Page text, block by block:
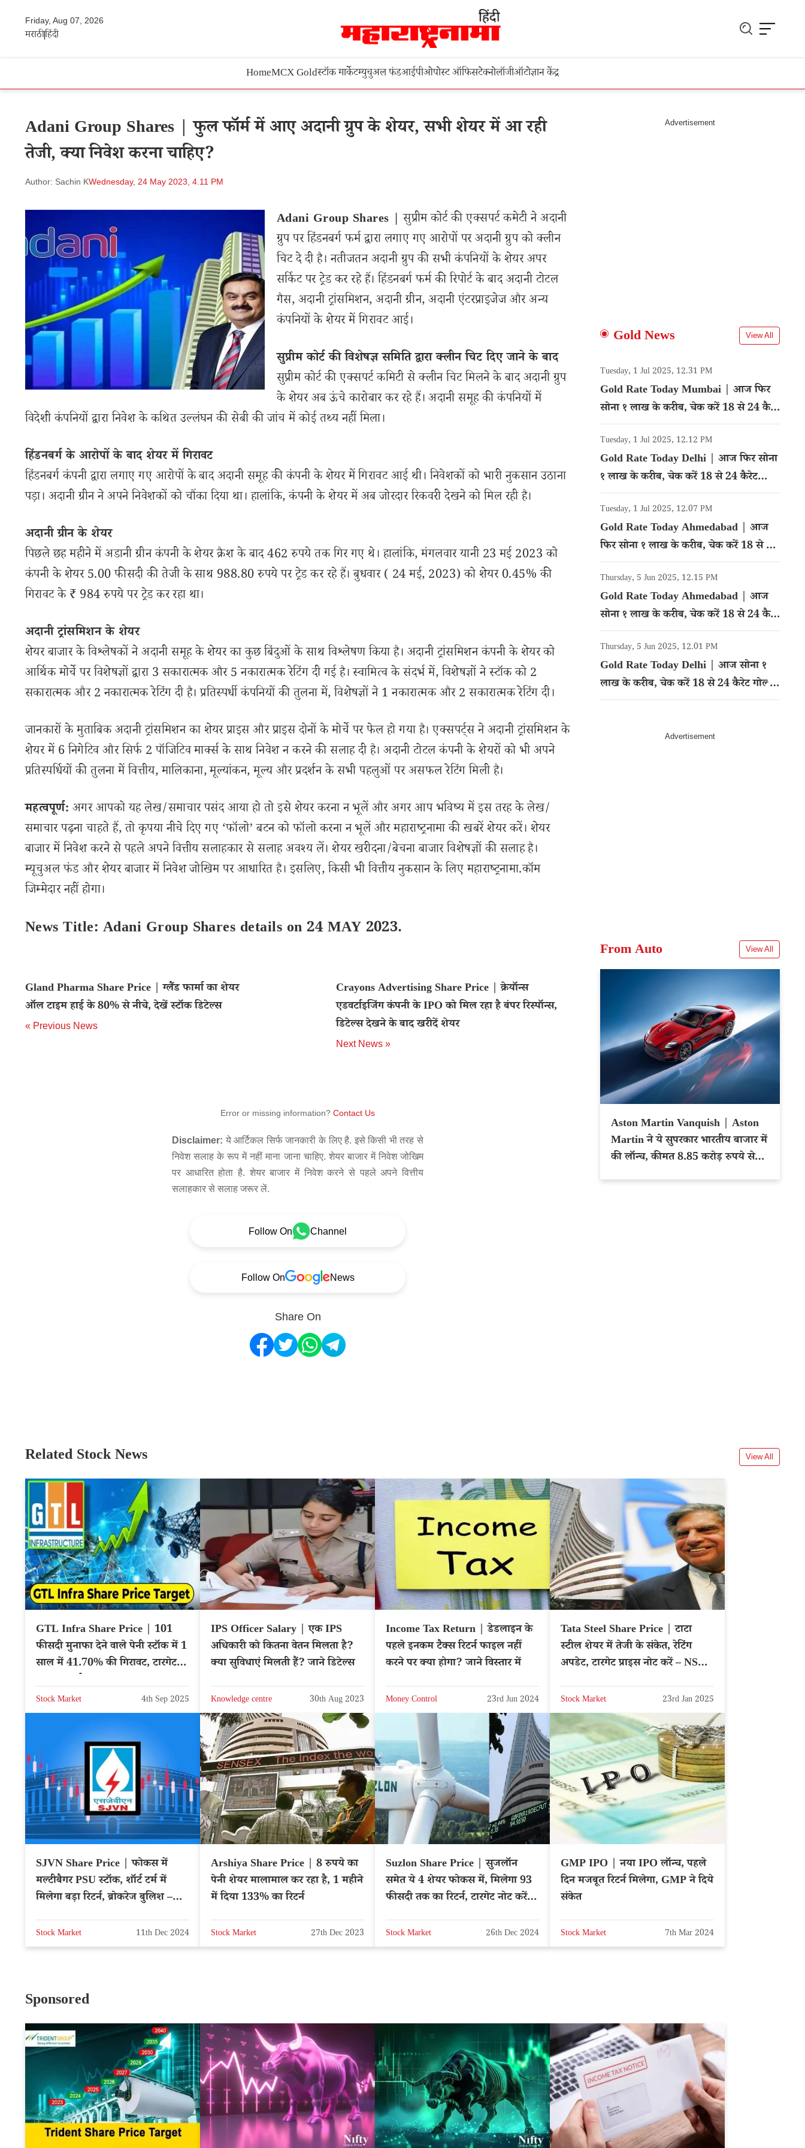
Friday, Aug 07, 2026
मराठीहिंदी
HomeMCX Goldस्टॉक मार्केटम्युचुअल फंडआईपीओपोस्ट ऑफिसटेक्नोलॉजीऑटोज्ञान केंद्र
Adani Group Shares | फुल फॉर्म में आए अदानी ग्रुप के शेयर, सभी शेयर में आ रही
तेजी, क्या निवेश करना चाहिए?
Author: Sachin KWednesday, 24 May 2023, 4.11 PM
Adani Group Shares | सुप्रीम कोर्ट की एक्सपर्ट कमेटी ने अदानी
ग्रुप पर हिंडनबर्ग फर्म द्वारा लगाए गए आरोपों पर अदानी ग्रुप को क्लीन
चिट दे दी है। नतीजतन अदानी ग्रुप की सभी कंपनियों के शेयर अपर
सर्किट पर ट्रेड कर रहे हैं। हिंडनबर्ग फर्म की रिपोर्ट के बाद अदानी टोटल
गैस, अदानी ट्रांसमिशन, अदानी ग्रीन, अदानी एंटरप्राइजेज और अन्य
कंपनियों के शेयर में गिरावट आई।
सुप्रीम कोर्ट की विशेषज्ञ समिति द्वारा क्लीन चिट दिए जाने के बाद
सुप्रीम कोर्ट की एक्सपर्ट कमिटी से क्लीन चिट मिलने के बाद अदानी ग्रुप
के शेयर अब ऊंचे कारोबार कर रहे हैं। अदानी समूह की कंपनियों में
विदेशी कंपनियों द्वारा निवेश के कथित उल्लंघन की सेबी की जांच में कोई तथ्य नहीं मिला।
हिंडनबर्ग के आरोपों के बाद शेयर में गिरावट
हिंडनबर्ग कंपनी द्वारा लगाए गए आरोपों के बाद अदानी समूह की कंपनी के शेयर में गिरावट आई थी। निवेशकों को भारी नुकसान उठाना
पड़ा। अदानी ग्रीन ने अपने निवेशकों को चौंका दिया था। हालांकि, कंपनी के शेयर में अब जोरदार रिकवरी देखने को मिल रही है।
अदानी ग्रीन के शेयर
पिछले छह महीने में अडानी ग्रीन कंपनी के शेयर क्रैश के बाद 462 रुपये तक गिर गए थे। हालांकि, मंगलवार यानी 23 मई 2023 को
कंपनी के शेयर 5.00 फीसदी की तेजी के साथ 988.80 रुपये पर ट्रेड कर रहे हैं। बुधवार ( 24 मई, 2023) को शेयर 0.45% की
गिरावट के ₹ 984 रुपये पर ट्रेड कर रहा था।
अदानी ट्रांसमिशन के शेयर
शेयर बाजार के विश्लेषकों ने अदानी समूह के शेयर का कुछ बिंदुओं के साथ विश्लेषण किया है। अदानी ट्रांसमिशन कंपनी के शेयर को
आर्थिक मोर्चे पर विशेषज्ञों द्वारा 3 सकारात्मक और 5 नकारात्मक रेटिंग दी गई है। स्वामित्व के संदर्भ में, विशेषज्ञों ने स्टॉक को 2
सकारात्मक और 2 नकारात्मक रेटिंग दी है। प्रतिस्पर्धी कंपनियों की तुलना में, विशेषज्ञों ने 1 नकारात्मक और 2 सकारात्मक रेटिंग दी।
जानकारों के मुताबिक अदानी ट्रांसमिशन का शेयर प्राइस और प्राइस दोनों के मोर्चे पर फेल हो गया है। एक्सपर्ट्स ने अदानी ट्रांसमिशन के
शेयर में 6 निगेटिव और सिर्फ 2 पॉजिटिव मार्क्स के साथ निवेश न करने की सलाह दी है। अदानी टोटल कंपनी के शेयरों को भी अपने
प्रतिस्पर्धियों की तुलना में वित्तीय, मालिकाना, मूल्यांकन, मूल्य और प्रदर्शन के सभी पहलुओं पर असफल रेटिंग मिली है।
महत्वपूर्ण: अगर आपको यह लेख/समाचार पसंद आया हो तो इसे शेयर करना न भूलें और अगर आप भविष्य में इस तरह के लेख/
समाचार पढ़ना चाहते हैं, तो कृपया नीचे दिए गए ‘फॉलो’ बटन को फॉलो करना न भूलें और महाराष्ट्रनामा की खबरें शेयर करें। शेयर
बाजार में निवेश करने से पहले अपने वित्तीय सलाहकार से सलाह अवश्य लें। शेयर खरीदना/बेचना बाजार विशेषज्ञों की सलाह है।
म्यूचुअल फंड और शेयर बाजार में निवेश जोखिम पर आधारित है। इसलिए, किसी भी वित्तीय नुकसान के लिए महाराष्ट्रनामा.कॉम
जिम्मेदार नहीं होगा।
News Title: Adani Group Shares details on 24 MAY 2023.
Gland Pharma Share Price | ग्लैंड फार्मा का शेयर
ऑल टाइम हाई के 80% से नीचे, देखें स्टॉक डिटेल्स
« Previous News
Crayons Advertising Share Price | क्रेयॉन्स
एडवर्टाइजिंग कंपनी के IPO को मिल रहा है बंपर रिस्पॉन्स,
डिटेल्स देखने के बाद खरीदें शेयर
Next News »
Error or missing information? Contact Us
Disclaimer: ये आर्टिकल सिर्फ जानकारी के लिए है. इसे किसी भी तरह से
निवेश सलाह के रूप में नहीं माना जाना चाहिए. शेयर बाजार में निवेश जोखिम
पर आधारित होता है. शेयर बाजार में निवेश करने से पहले अपने वित्तीय
सलाहकार से सलाह जरूर लें.
Follow On Channel
Follow On News
Share On
Gold News View All
Tuesday, 1 Jul 2025, 12.31 PM
Gold Rate Today Mumbai | आज फिर
सोना १ लाख के करीब, चेक करें 18 से 24 कैरेट
गोल्ड का रेट
Tuesday, 1 Jul 2025, 12.12 PM
Gold Rate Today Delhi | आज फिर सोना
१ लाख के करीब, चेक करें 18 से 24 कैरेट
गोल्ड का रेट
Tuesday, 1 Jul 2025, 12.07 PM
Gold Rate Today Ahmedabad | आज
फिर सोना १ लाख के करीब, चेक करें 18 से 24
कैरेट गोल्ड का रेट
Thursday, 5 Jun 2025, 12.15 PM
Gold Rate Today Ahmedabad | आज
सोना १ लाख के करीब, चेक करें 18 से 24 कैरेट
गोल्ड का रेट
Thursday, 5 Jun 2025, 12.01 PM
Gold Rate Today Delhi | आज सोना १
लाख के करीब, चेक करें 18 से 24 कैरेट गोल्ड
का रेट
From Auto View All
Aston Martin Vanquish | Aston
Martin ने ये सुपरकार भारतीय बाजार में
की लॉन्च, कीमत 8.85 करोड़ रुपये से
Related Stock News View All
GTL Infra Share Price | 101
फीसदी मुनाफा देने वाले पेनी स्टॉक में 1
साल में 41.70% की गिरावट, टारगेट
Stock Market 4th Sep 2025
IPS Officer Salary | एक IPS
अधिकारी को कितना वेतन मिलता है?
क्या सुविधाएं मिलती हैं? जाने डिटेल्स
Knowledge centre 30th Aug 2023
Income Tax Return | डेडलाइन के
पहले इनकम टैक्स रिटर्न फाइल नहीं
करने पर क्या होगा? जाने विस्तार में
Money Control 23rd Jun 2024
Tata Steel Share Price | टाटा
स्टील शेयर में तेजी के संकेत, रेटिंग
अपडेट, टारगेट प्राइस नोट करें – NSE:
Stock Market 23rd Jan 2025
SJVN Share Price | फोकस में
मल्टीबैगर PSU स्टॉक, शॉर्ट टर्म में
मिलेगा बड़ा रिटर्न, ब्रोकरेज बुलिश –
Stock Market 11th Dec 2024
Arshiya Share Price | 8 रुपये का
पेनी शेयर मालामाल कर रहा है, 1 महीने
में दिया 133% का रिटर्न
Stock Market 27th Dec 2023
Suzlon Share Price | सुजलॉन
समेत ये 4 शेयर फोकस में, मिलेगा 93
फीसदी तक का रिटर्न, टारगेट नोट करें –
Stock Market 26th Dec 2024
GMP IPO | नया IPO लॉन्च, पहले
दिन मजबूत रिटर्न मिलेगा, GMP ने दिये
संकेत
Stock Market 7th Mar 2024
Sponsored